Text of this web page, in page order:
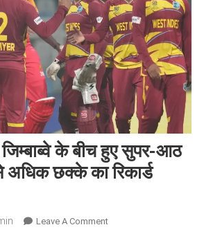
के बीच हुए सुपर-आठ
छक्के का रिकार्ड
Leave A CommentOn